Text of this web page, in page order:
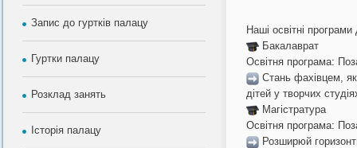
Запис до гуртків палацу
Гуртки палацу
Розклад занять
Історія палацу
Наші освітні
Бакалаврат
Освітня програма:
Стань фахівцем,
дітей у творчих
Магістратура
Освітня програма:
Розширюй